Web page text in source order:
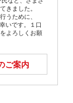
きました。
うために、
いです。１口
よろしくお願
ご案内